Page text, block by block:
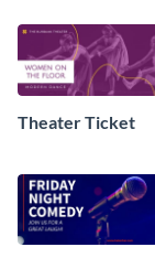
Theater Ticket